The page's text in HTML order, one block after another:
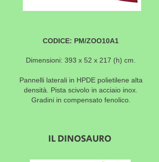
CODICE: PM/ZOO10A1
Dimensioni: 393 x 52 x 217 (h) cm.
Pannelli laterali in HPDE polietilene alta
densità. Pista scivolo in acciaio inox.
Gradini in compensato fenolico.
IL DINOSAURO